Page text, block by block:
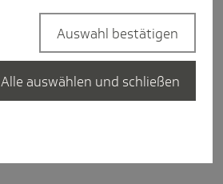
Auswahl bestätigen
Alle auswählen und schließen